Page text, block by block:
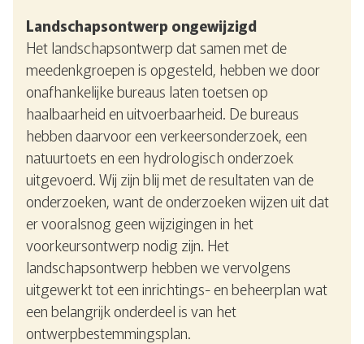
Landschapsontwerp ongewijzigd
Het landschapsontwerp dat samen met de
meedenkgroepen is opgesteld, hebben we door
onafhankelijke bureaus laten toetsen op
haalbaarheid en uitvoerbaarheid. De bureaus
hebben daarvoor een verkeersonderzoek, een
natuurtoets en een hydrologisch onderzoek
uitgevoerd. Wij zijn blij met de resultaten van de
onderzoeken, want de onderzoeken wijzen uit dat
er vooralsnog geen wijzigingen in het
voorkeursontwerp nodig zijn. Het
landschapsontwerp hebben we vervolgens
uitgewerkt tot een inrichtings- en beheerplan wat
een belangrijk onderdeel is van het
ontwerpbestemmingsplan.